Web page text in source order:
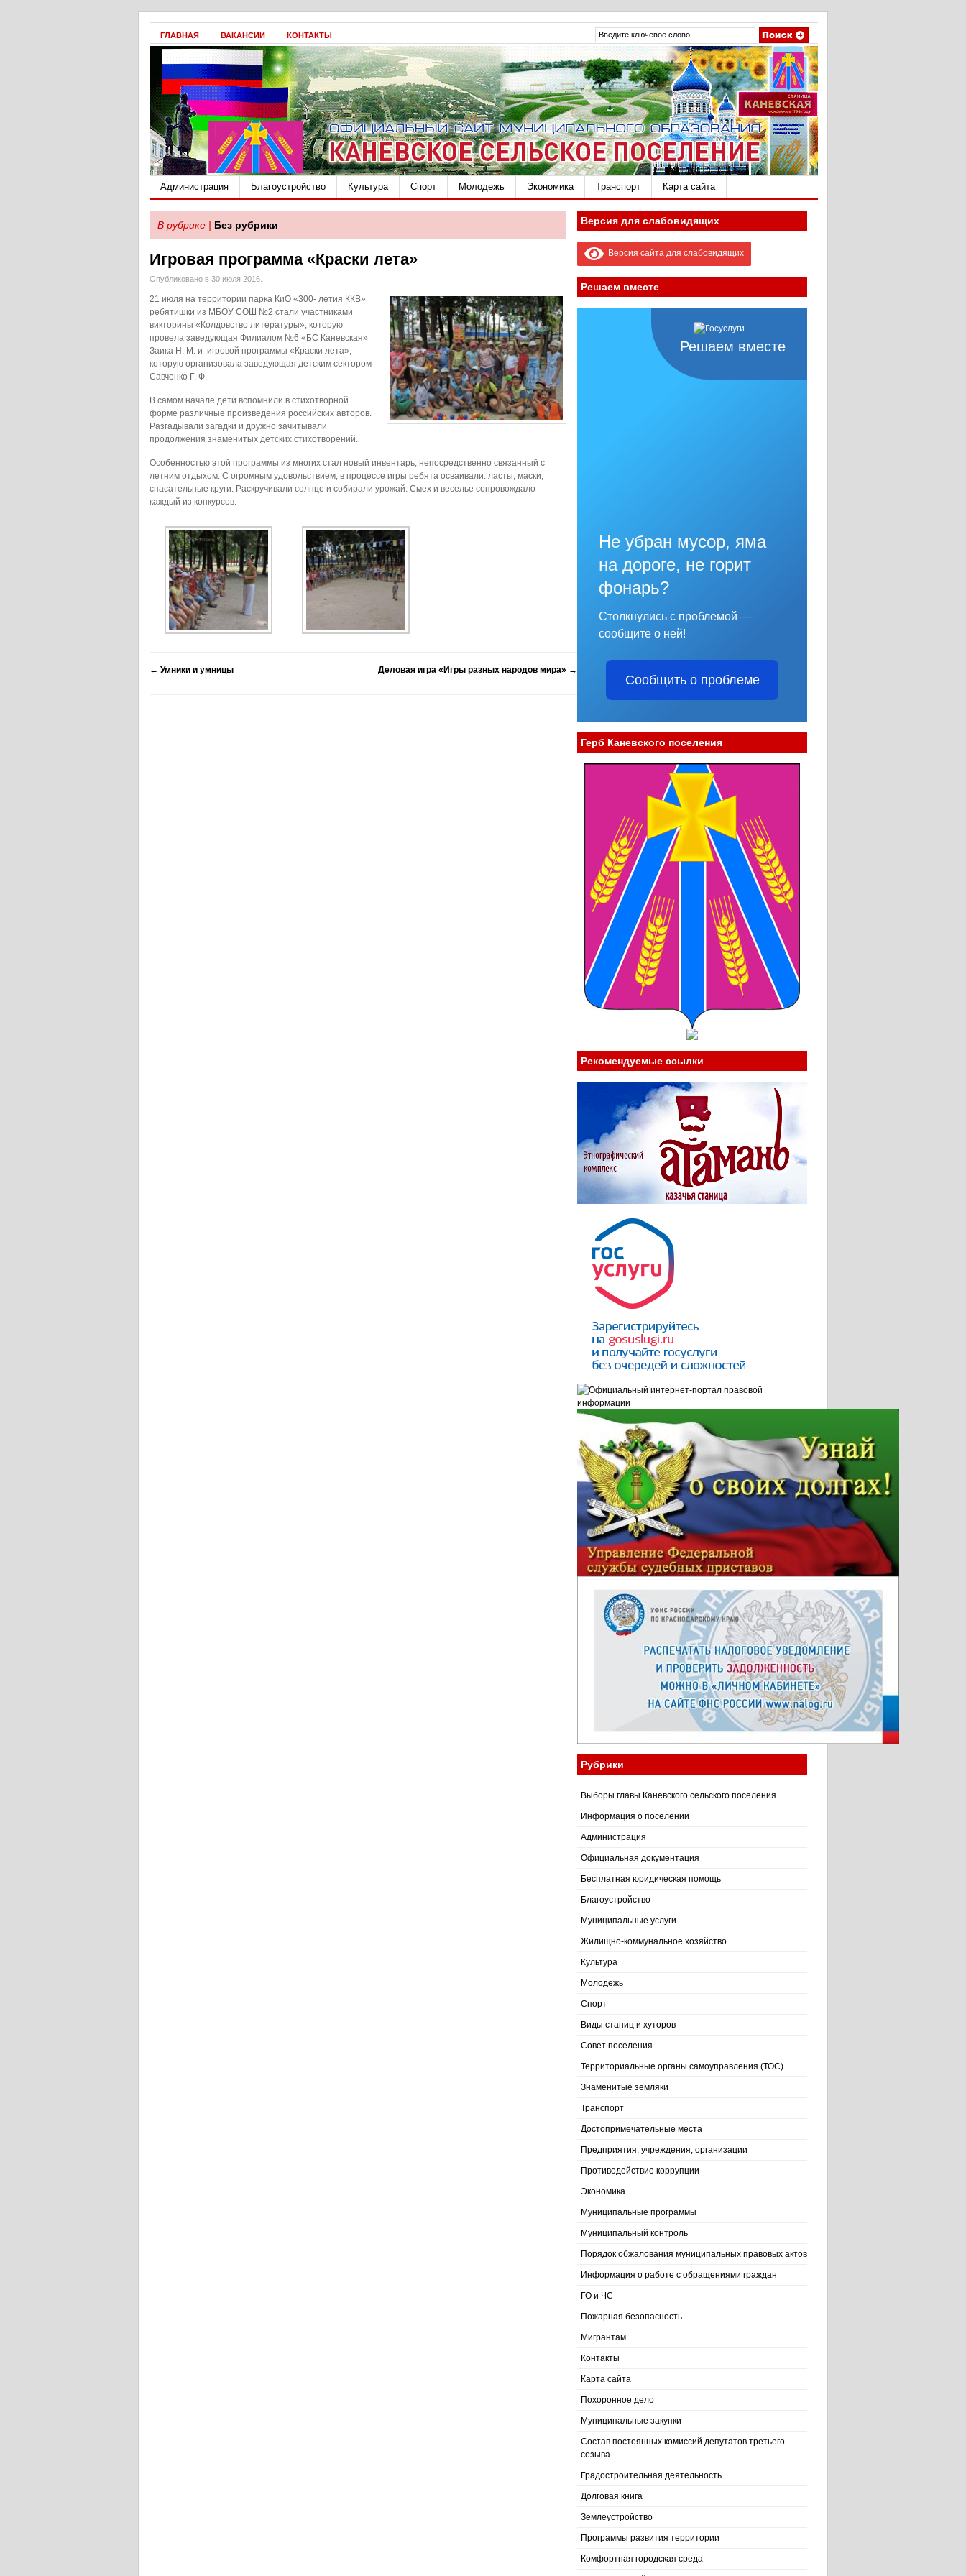
ГЛАВНАЯ ВАКАНСИИ КОНТАКТЫ
Администрация Благоустройство Культура Спорт Молодежь Экономика Транспорт Карта сайта
В рубрике | Без рубрики
Игровая программа «Краски лета»
Опубликовано в 30 июля 2016.
21 июля на территории парка КиО «300- летия ККВ»
ребятишки из МБОУ СОШ №2 стали участниками
викторины «Колдовство литературы», которую
провела заведующая Филиалом №6 «БС Каневская»
Заика Н. М. и игровой программы «Краски лета»,
которую организовала заведующая детским сектором
Савченко Г. Ф.
В самом начале дети вспомнили в стихотворной
форме различные произведения российских авторов.
Разгадывали загадки и дружно зачитывали
продолжения знаменитых детских стихотворений.
Особенностью этой программы из многих стал новый инвентарь, непосредственно связанный с
летним отдыхом. С огромным удовольствием, в процессе игры ребята осваивали: ласты, маски,
спасательные круги. Раскручивали солнце и собирали урожай. Смех и веселье сопровождало
каждый из конкурсов.
← Умники и умницы Деловая игра «Игры разных народов мира» →
Версия для слабовидящих
Версия сайта для слабовидящих
Решаем вместе
Решаем вместе
Не убран мусор, яма
на дороге, не горит
фонарь?
Столкнулись с проблемой —
сообщите о ней!
Сообщить о проблеме
Герб Каневского поселения
Рекомендуемые ссылки
Рубрики
Выборы главы Каневского сельского поселения
Информация о поселении
Администрация
Официальная документация
Бесплатная юридическая помощь
Благоустройство
Муниципальные услуги
Жилищно-коммунальное хозяйство
Культура
Молодежь
Спорт
Виды станиц и хуторов
Совет поселения
Территориальные органы самоуправления (ТОС)
Знаменитые земляки
Транспорт
Достопримечательные места
Предприятия, учреждения, организации
Противодействие коррупции
Экономика
Муниципальные программы
Муниципальный контроль
Порядок обжалования муниципальных правовых актов
Информация о работе с обращениями граждан
ГО и ЧС
Пожарная безопасность
Мигрантам
Контакты
Карта сайта
Похоронное дело
Муниципальные закупки
Состав постоянных комиссий депутатов третьего
созыва
Градостроительная деятельность
Долговая книга
Землеустройство
Программы развития территории
Комфортная городская среда